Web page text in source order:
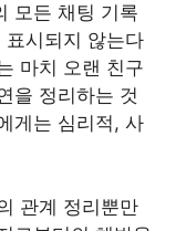
모든 채팅 기록
시되지 않는다
마치 오랜 친구
을 정리하는 것
게는 심리적, 사
관계 정리뿐만